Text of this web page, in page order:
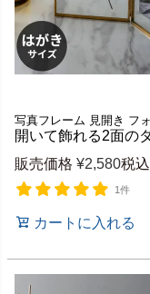
販売価格 ¥2,580税込
1件
カートに入れる